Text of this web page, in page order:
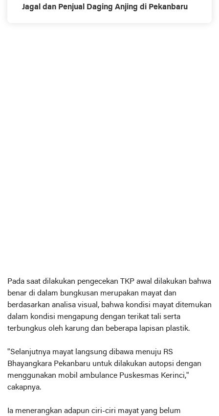
Jagal dan Penjual Daging Anjing di Pekanbaru
Pada saat dilakukan pengecekan TKP awal dilakukan bahwa
benar di dalam bungkusan merupakan mayat dan
berdasarkan analisa visual, bahwa kondisi mayat ditemukan
dalam kondisi mengapung dengan terikat tali serta
terbungkus oleh karung dan beberapa lapisan plastik.
"Selanjutnya mayat langsung dibawa menuju RS
Bhayangkara Pekanbaru untuk dilakukan autopsi dengan
menggunakan mobil ambulance Puskesmas Kerinci,"
cakapnya.
Ia menerangkan adapun ciri-ciri mayat yang belum